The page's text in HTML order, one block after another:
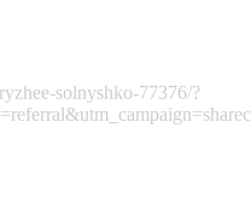
solnyshko-77376/?